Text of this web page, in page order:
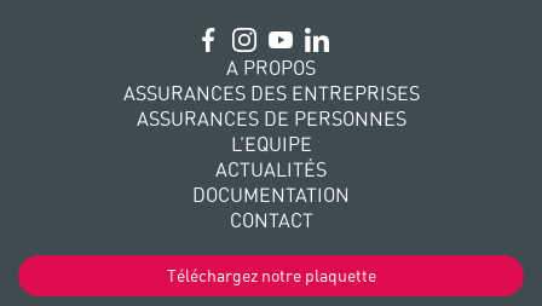
A PROPOS
ASSURANCES DES ENTREPRISES
ASSURANCES DE PERSONNES
L’EQUIPE
ACTUALITÉS
DOCUMENTATION
CONTACT
Téléchargez notre plaquette